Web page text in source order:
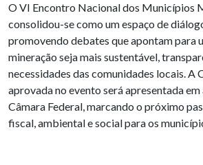
O VI Encontro Nacional dos Municípios
consolidou-se como um espaço de
promovendo debates que apontam para
mineração seja mais sustentável,
necessidades das comunidades locais.
aprovada no evento será apresentada em
Câmara Federal, marcando o próximo
fiscal, ambiental e social para os